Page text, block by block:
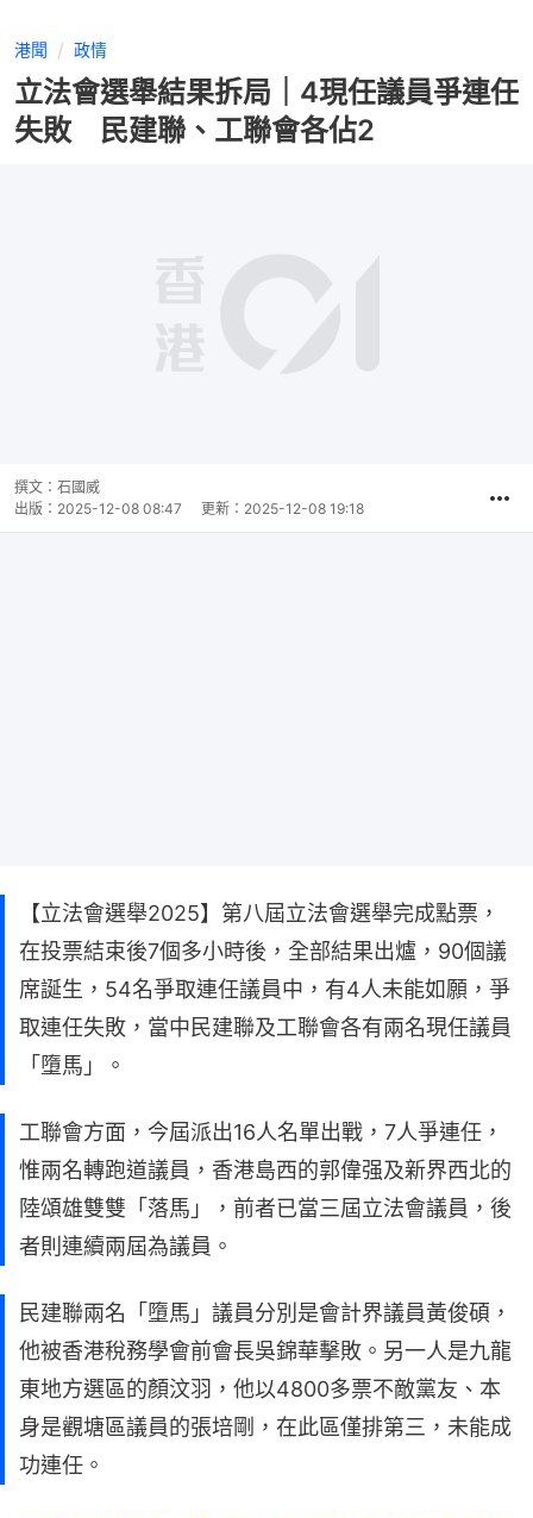
港聞 政情
立法會選舉結果拆局｜4現任議員爭連任
失敗 民建聯、工聯會各佔2
撰文： 石國威
出版： 2025-12-08 08:47 更新： 2025-12-08 19:18
【立法會選舉2025】第八屆立法會選舉完成點票，
在投票結束後7個多小時後，全部結果出爐，90個議
席誕生，54名爭取連任議員中，有4人未能如願，爭
取連任失敗，當中民建聯及工聯會各有兩名現任議員
「墮馬」。
工聯會方面，今屆派出16人名單出戰，7人爭連任，
惟兩名轉跑道議員，香港島西的郭偉强及新界西北的
陸頌雄雙雙「落馬」，前者已當三屆立法會議員，後
者則連續兩屆為議員。
民建聯兩名「墮馬」議員分別是會計界議員黃俊碩，
他被香港稅務學會前會長吳錦華擊敗。另一人是九龍
東地方選區的顏汶羽，他以4800多票不敵黨友、本
身是觀塘區議員的張培剛，在此區僅排第三，未能成
功連任。